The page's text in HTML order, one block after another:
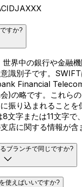
すか?
界中の銀行や金融
識別子です。
Financial
)の略です。これら
振り込まれることを
文字または11文字で
店に関する情報が含
ブランチで同じですか?
使えばいいですか?